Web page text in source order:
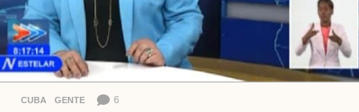
CUBA ,GENTE 6